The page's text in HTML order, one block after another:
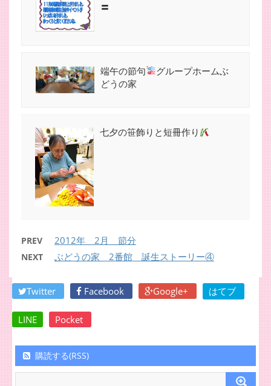
〓
端午の節句
グループホームぶ
どうの家
七夕の笹飾りと短冊作り
PREV 2012年 2月 節分
NEXT ぶどうの家 2番館 誕生ストーリー④
Twitter Facebook Google+ はてブ
LINE Pocket
購読する(RSS)